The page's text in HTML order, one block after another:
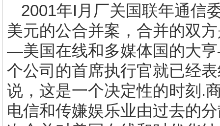
2001年I 月厂关国联年通信
美元的公合并案，合并的双
—美国在线和多媒体国的大
个公司的首席执行官就已经
说，这是一个决定性的时刻 .
电信和传嫌娱乐业由过去的